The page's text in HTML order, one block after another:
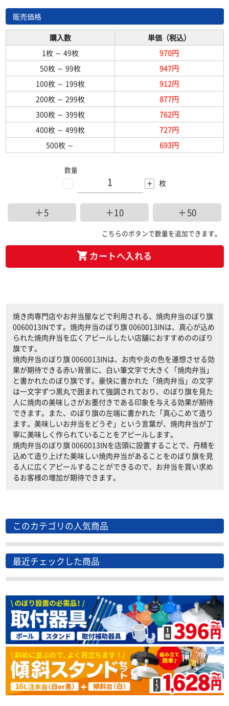
販売価格
購入数
単価（税込）
1枚 ～ 49枚
970円
50枚 ～ 99枚
947円
100枚 ～ 199枚
912円
200枚 ～ 299枚
877円
300枚 ～ 399枚
762円
400枚 ～ 499枚
727円
500枚 ～ 693円
-
数量
+ 枚
＋5 ＋10 ＋50
こちらのボタンで数量を追加できます。
カートへ入れる
焼き肉専門店やお弁当屋などで利用される、焼肉弁当のぼり旗
0060013INです。焼肉弁当のぼり旗 0060013INは、真心が込め
られた焼肉弁当を広くアピールしたい店舗におすすめののぼり
旗です。
焼肉弁当のぼり旗 0060013INは、お肉や炎の色を連想させる効
果が期待できる赤い背景に、白い筆文字で大きく「焼肉弁当」
と書かれたのぼり旗です。豪快に書かれた「焼肉弁当」の文字
は一文字ずつ黒丸で囲まれて強調されており、のぼり旗を見た
人に焼肉の美味しさがお墨付きである印象を与える効果が期待
できます。また、のぼり旗の左端に書かれた「真心こめて造り
ます。美味しいお弁当をどうぞ」という言葉が、焼肉弁当が丁
寧に美味しく作られていることをアピールします。
焼肉弁当のぼり旗 0060013INを店頭に設置することで、丹精を
込めて造り上げた美味しい焼肉弁当があることをのぼり旗を見
る人に広くアピールすることができるので、お弁当を買い求め
るお客様の増加が期待できます。
このカテゴリの人気商品
最近チェックした商品